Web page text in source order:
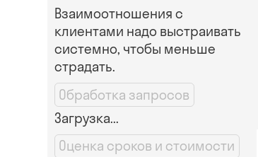
Взаимоотношения с
клиентами надо выстраивать
системно, чтобы меньше
страдать.
Обработка запросов
Загрузка...
Оценка сроков и стоимости